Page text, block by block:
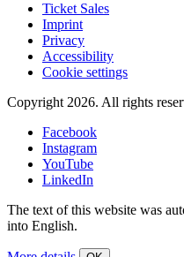
Ticket Sales
Imprint
Privacy
Accessibility
Cookie settings
Copyright 2026. All rights
Facebook
Instagram
YouTube
LinkedIn
The text of this website was
into English.